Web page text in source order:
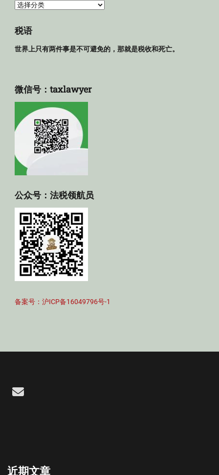
法
库
税语
世界上只有两件事是不可避免的，那就是税收和死亡。
微信号：taxlawyer
公众号：法税领航员
备案号：沪ICP备16049796号-1
Email
近期文章